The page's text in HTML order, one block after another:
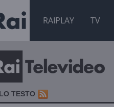
RAIPLAY TV
TESTO